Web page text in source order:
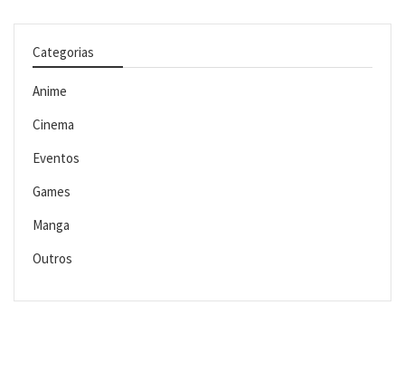
Categorias
Anime
Cinema
Eventos
Games
Manga
Outros